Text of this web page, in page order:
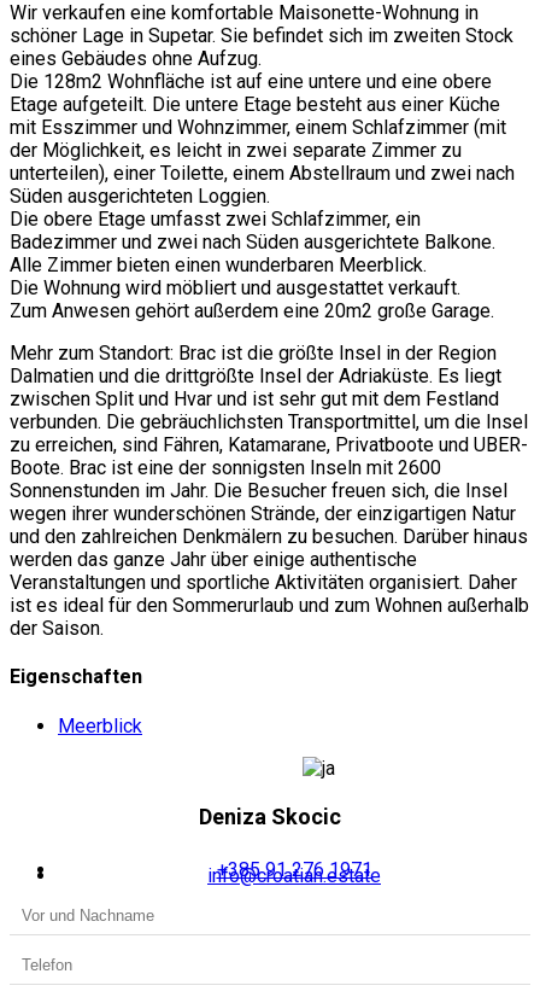
Wir verkaufen eine komfortable Maisonette-Wohnung in
schöner Lage in Supetar. Sie befindet sich im zweiten Stock
eines Gebäudes ohne Aufzug.
Die 128m2 Wohnfläche ist auf eine untere und eine obere
Etage aufgeteilt. Die untere Etage besteht aus einer Küche
mit Esszimmer und Wohnzimmer, einem Schlafzimmer (mit
der Möglichkeit, es leicht in zwei separate Zimmer zu
unterteilen), einer Toilette, einem Abstellraum und zwei nach
Süden ausgerichteten Loggien.
Die obere Etage umfasst zwei Schlafzimmer, ein
Badezimmer und zwei nach Süden ausgerichtete Balkone.
Alle Zimmer bieten einen wunderbaren Meerblick.
Die Wohnung wird möbliert und ausgestattet verkauft.
Zum Anwesen gehört außerdem eine 20m2 große Garage.
Mehr zum Standort: Brac ist die größte Insel in der Region
Dalmatien und die drittgrößte Insel der Adriaküste. Es liegt
zwischen Split und Hvar und ist sehr gut mit dem Festland
verbunden. Die gebräuchlichsten Transportmittel, um die Insel
zu erreichen, sind Fähren, Katamarane, Privatboote und UBER-
Boote. Brac ist eine der sonnigsten Inseln mit 2600
Sonnenstunden im Jahr. Die Besucher freuen sich, die Insel
wegen ihrer wunderschönen Strände, der einzigartigen Natur
und den zahlreichen Denkmälern zu besuchen. Darüber hinaus
werden das ganze Jahr über einige authentische
Veranstaltungen und sportliche Aktivitäten organisiert. Daher
ist es ideal für den Sommerurlaub und zum Wohnen außerhalb
der Saison.
Eigenschaften
Meerblick
Deniza Skocic
+385 91 276 1971
info@croatian.estate